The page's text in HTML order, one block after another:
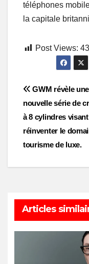
téléphones
la capitale
Post Views: 43
Post
GWM révèle une
nouvelle série de
à 8 cylindres
réinventer le
tourisme de luxe.
Articles